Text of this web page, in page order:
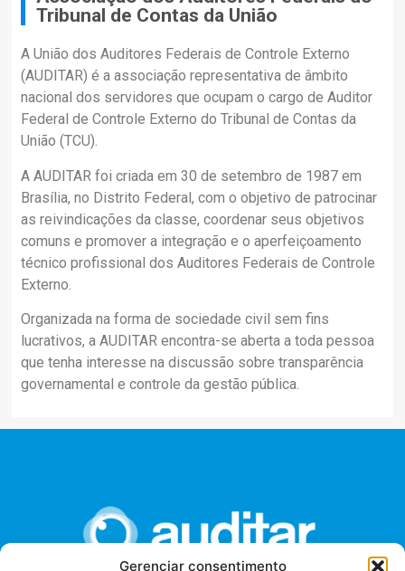
Gerenciar consentimento
Tribunal de Contas da União
A União dos Auditores Federais de Controle Externo
(AUDITAR) é a associação representativa de âmbito
nacional dos servidores que ocupam o cargo de Auditor
Federal de Controle Externo do Tribunal de Contas da
União (TCU).
A AUDITAR foi criada em 30 de setembro de 1987 em
Brasília, no Distrito Federal, com o objetivo de patrocinar
as reivindicações da classe, coordenar seus objetivos
comuns e promover a integração e o aperfeiçoamento
técnico profissional dos Auditores Federais de Controle
Externo.
Organizada na forma de sociedade civil sem fins
lucrativos, a AUDITAR encontra-se aberta a toda pessoa
que tenha interesse na discussão sobre transparência
governamental e controle da gestão pública.